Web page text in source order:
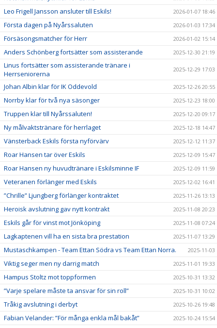
Leo Frigell Jansson ansluter till Eskils! 2026-01-07 18:46
Första dagen på Nyårssaluten 2026-01-03 17:34
Försäsongsmatcher för Herr 2026-01-02 15:14
Anders Schönberg fortsätter som assisterande 2025-12-30 21:19
Linus fortsätter som assisterande tränare i
Herrseniorerna
2025-12-29 17:03
Johan Albin klar för IK Oddevold 2025-12-26 20:55
Norrby klar för två nya säsonger 2025-12-23 18:00
Truppen klar till Nyårssaluten! 2025-12-20 09:17
Ny målvaktstränare för herrlaget 2025-12-18 14:47
Vänsterback Eskils första nyförvärv 2025-12-12 11:37
Roar Hansen tar över Eskils 2025-12-09 15:47
Roar Hansen ny huvudtränare i Eskilsminne IF 2025-12-09 11:59
Veteranen förlänger med Eskils 2025-12-02 16:41
”Chrille” Ljungberg förlänger kontraktet 2025-11-26 13:13
Heroisk avslutning gav nytt kontrakt 2025-11-08 20:23
Eskils går för vinst mot Jönköping 2025-11-08 07:24
Lagkaptenen vill ha en sista bra prestation 2025-11-07 13:29
Mustaschkampen - Team Ettan Södra vs Team Ettan Norra. 2025-11-03
Viktig seger men ny darrig match 2025-11-01 19:33
Hampus Stoltz mot toppformen 2025-10-31 13:32
”Varje spelare måste ta ansvar för sin roll” 2025-10-31 10:02
Tråkig avslutning i derbyt 2025-10-26 19:48
Fabian Velander: ”För många enkla mål bakåt” 2025-10-24 15:54